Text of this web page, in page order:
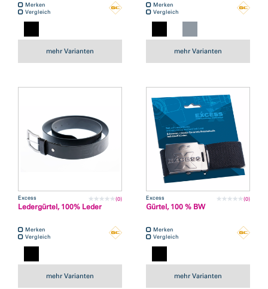
Merken
Vergleich
mehr Varianten
Merken
Vergleich
mehr Varianten
Excess (0)
Ledergürtel, 100% Leder
Merken
Vergleich
mehr Varianten
Excess (0)
Gürtel, 100 % BW
Merken
Vergleich
mehr Varianten